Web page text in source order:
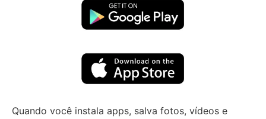
Quando você instala apps, salva fotos, vídeos e